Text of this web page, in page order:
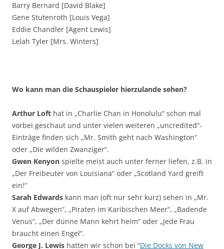
Barry Bernard [David Blake]
Gene Stutenroth [Louis Vega]
Eddie Chandler [Agent Lewis]
Lelah Tyler [Mrs. Winters]
Wo kann man die Schauspieler hierzulande sehen?
Arthur Loft hat in „Charlie Chan in Honolulu“ schon mal
vorbei geschaut und unter vielen weiteren „uncredited“-
Einträge finden sich „Mr. Smith geht nach Washington“
oder „Die wilden Zwanziger“.
Gwen Kenyon spielte meist auch unter ferner liefen, z.B. in
„Der Freibeuter von Louisiana“ oder „Scotland Yard greift
ein!“
Sarah Edwards kann man (oft nur sehr kurz) sehen in „Mr.
X auf Abwegen“, „Piraten im Karibischen Meer“, „Badende
Venus“, „Der dünne Mann kehrt heim“ oder „Jede Frau
braucht einen Engel“.
George J. Lewis hatten wir schon bei “Die Docks von New